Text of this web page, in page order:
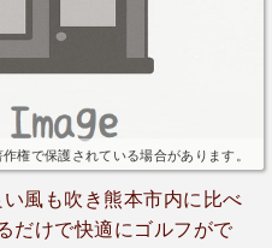
権で保護されている場合があります。
風も吹き熊本市内に比べ
だけで快適にゴルフがで